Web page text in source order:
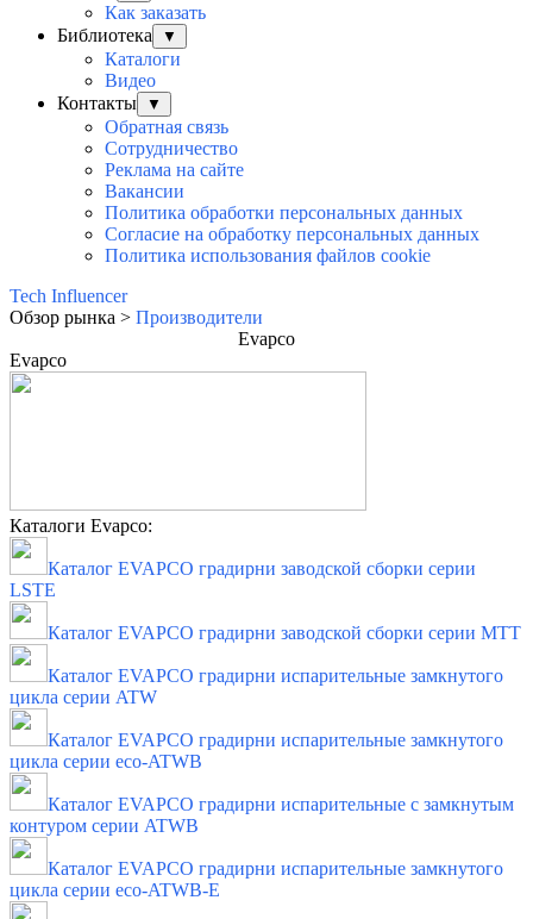
Как заказать
Библиотека
▼
Каталоги
Видео
Контакты
▼
Обратная связь
Сотрудничество
Реклама на сайте
Вакансии
Политика обработки персональных данных
Согласие на обработку персональных данных
Политика использования файлов cookie
Tech Influencer
Обзор рынка > Производители
Evapco
Evapco
Каталоги Evapco:
Каталог EVAPCO градирни заводской сборки серии
LSTE
Каталог EVAPCO градирни заводской сборки серии MTT
Каталог EVAPCO градирни испарительные замкнутого
цикла серии ATW
Каталог EVAPCO градирни испарительные замкнутого
цикла серии eco-ATWB
Каталог EVAPCO градирни испарительные с замкнутым
контуром серии ATWB
Каталог EVAPCO градирни испарительные замкнутого
цикла серии eco-ATWB-E